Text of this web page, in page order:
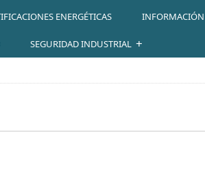
ENERGÉTICAS
SEGURIDAD INDUSTRIAL +